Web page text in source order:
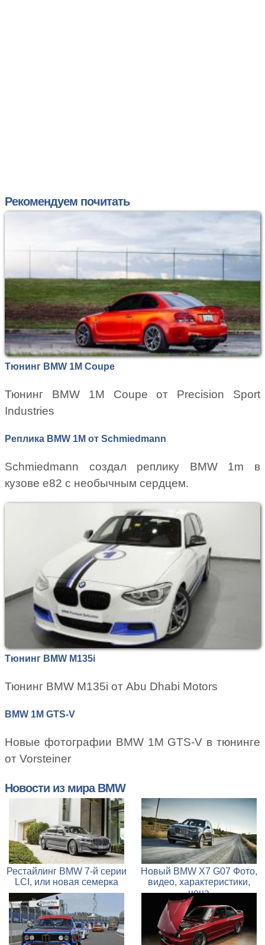
Рекомендуем почитать
Тюнинг BMW 1M Coupe
Тюнинг BMW 1M Coupe от Precision Sport
Industries
Реплика BMW 1M от Schmiedmann
Schmiedmann создал реплику BMW 1m в
кузове e82 с необычным сердцем.
Тюнинг BMW M135i
Тюнинг BMW M135i от Abu Dhabi Motors
BMW 1M GTS-V
Новые фотографии BMW 1M GTS-V в тюнинге
от Vorsteiner
Новости из мира BMW
Рестайлинг BMW 7-й серии
LCI, или новая семерка
Новый BMW X7 G07 Фото,
видео, характеристики,
цена